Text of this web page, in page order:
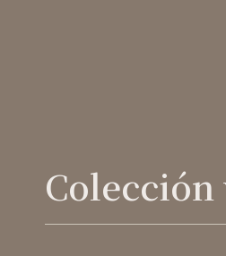
Colección